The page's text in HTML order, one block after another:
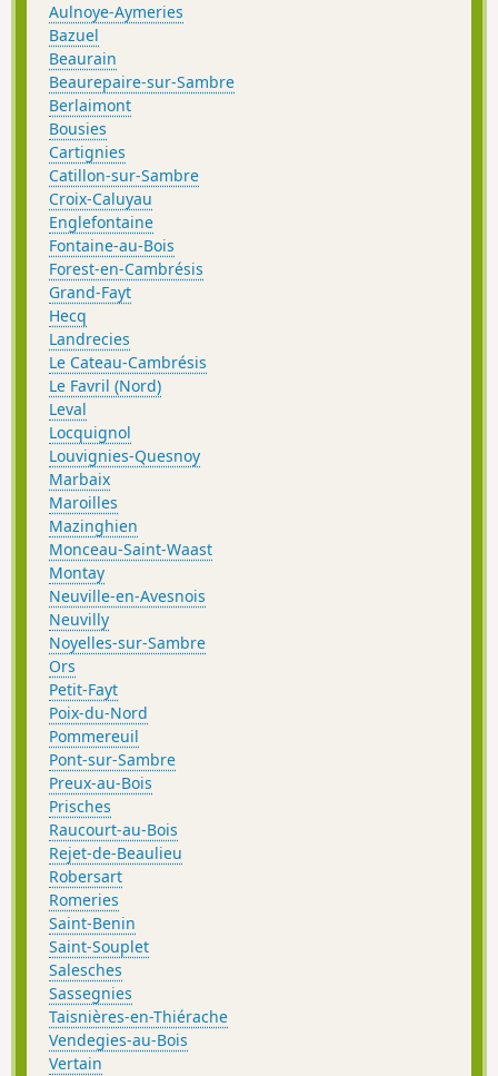
Aulnoye-Aymeries
Bazuel
Beaurain
Beaurepaire-sur-Sambre
Berlaimont
Bousies
Cartignies
Catillon-sur-Sambre
Croix-Caluyau
Englefontaine
Fontaine-au-Bois
Forest-en-Cambrésis
Grand-Fayt
Hecq
Landrecies
Le Cateau-Cambrésis
Le Favril (Nord)
Leval
Locquignol
Louvignies-Quesnoy
Marbaix
Maroilles
Mazinghien
Monceau-Saint-Waast
Montay
Neuville-en-Avesnois
Neuvilly
Noyelles-sur-Sambre
Ors
Petit-Fayt
Poix-du-Nord
Pommereuil
Pont-sur-Sambre
Preux-au-Bois
Prisches
Raucourt-au-Bois
Rejet-de-Beaulieu
Robersart
Romeries
Saint-Benin
Saint-Souplet
Salesches
Sassegnies
Taisnières-en-Thiérache
Vendegies-au-Bois
Vertain